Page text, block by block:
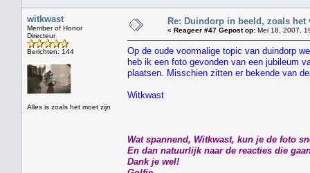
witkwast
Member of Honor
Directeur
Berichten: 144
Alles is zoals het moet zijn
Re: Duindorp in beeld, zoals het
« Reageer #47 Gepost op: Mei 18, 2007,
Op de oude voormalige topic van duindorp
heb ik een foto gevonden van een jubileum
plaatsen. Misschien zitten er bekende van
Witkwast
Wat spannend, Witkwast, kun je de foto
En dan natuurlijk naar de reacties die
Dank je wel!